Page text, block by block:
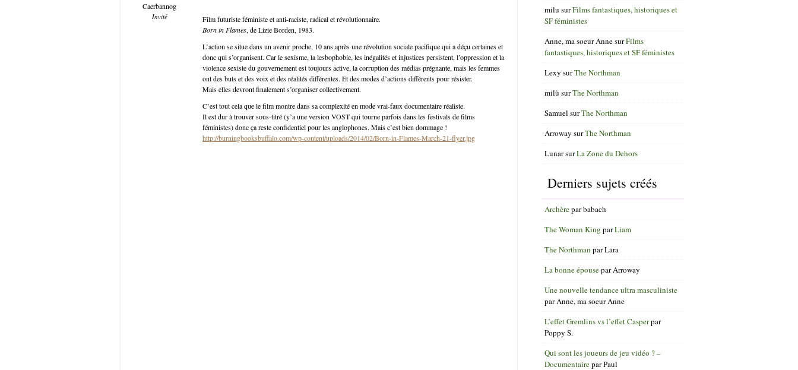
Caerbannog
Invité
Film futuriste féministe et anti-raciste, radical et révolutionnaire.
Born in Flames, de Lizie Borden, 1983.
L’action se situe dans un avenir proche, 10 ans après une révolution sociale pacifique qui a déçu certaines et
donc qui s’organisent. Car le sexisme, la lesbophobie, les inégalités et injustices persistent, l’oppression et la
violence sexiste du gouvernement est toujours active, la corruption des médias prégnante, mais les femmes
ont des buts et des voix et des réalités différentes. Et des modes d’actions différents pour résister.
Mais elles devront finalement s’organiser collectivement.
C’est tout cela que le film montre dans sa complexité en mode vrai-faux documentaire réaliste.
Il est dur à trouver sous-titré (y’a une version VOST qui tourne parfois dans les festivals de films
féministes) donc ça reste confidentiel pour les anglophones. Mais c’est bien dommage !
http://burningbooksbuffalo.com/wp-content/uploads/2014/02/Born-in-Flames-March-21-flyer.jpg
milu surFilms fantastiques, historiques et
SF féministes
Anne, ma soeur AnnesurFilms
fantastiques, historiques et SF féministes
Lexy surThe Northman
milù surThe Northman
Samuel surThe Northman
Arroway surThe Northman
LunarsurLa Zone du Dehors
Derniers sujets créés
Archèreparbabach
The Woman King parLiam
The Northman parLara
La bonne épouseparArroway
Une nouvelle tendance ultra masculiniste
parAnne, ma soeur Anne
L’effet Gremlins vs l’effet Casperpar
Poppy S.
Qui sont les joueurs de jeu vidéo ? –
DocumentaireparPaul